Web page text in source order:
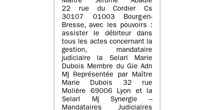
22 rue du Cordier Cs
30107 01003 Bourg-en-
Bresse, avec les pouvoirs :
assister le débiteur dans
tous les actes concernant la
gestion, mandataire
judiciaire la Selarl Marie
Dubois Membre du Gie Adn
Mj Représentée par Maître
Marie Dubois 32 rue
Molière 69006 Lyon et la
Selarl Mj Synergie –
Mandataires Judiciaires